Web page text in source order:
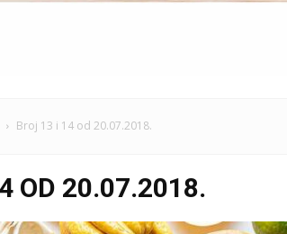
Broj 13 i 14 od 20.07.2018.
OD 20.07.2018.